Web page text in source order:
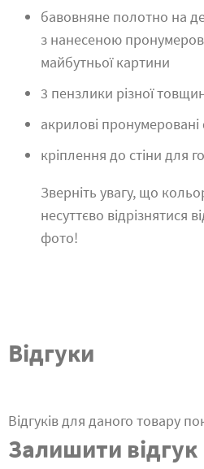
бавовняне полотно на
з нанесеною
майбутньої картини
3 пензлики різної
акрилові
кріплення до стіни для
Зверніть увагу, що
несуттєво відрізнятися
фото!
Відгуки
Відгуків для даного товару
Залишити відгук